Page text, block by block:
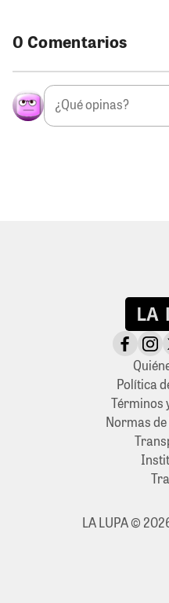
0 Comentarios
Política
Términos
Normas
LA LUPA ©